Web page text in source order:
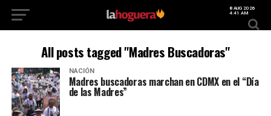
8 AUG 2026
4:41 AM
All posts tagged "Madres Buscadoras"
NACIÓN
Madres buscadoras marchan en CDMX en el “Día
de las Madres”